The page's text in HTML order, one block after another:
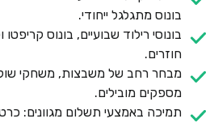
בונוס מתגלגל ייחודי.
חוזרים.
מבחר רחב של משבצות, משחקי
מספקים מובילים.
תמיכה באמצעי תשלום מגוונים: